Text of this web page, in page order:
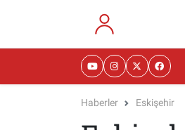
Haberler Eskişehir
RESMİ İLANLAR
Eskişehir Nöbetçi Eczaneler
Eskişehir Namaz Vakitleri